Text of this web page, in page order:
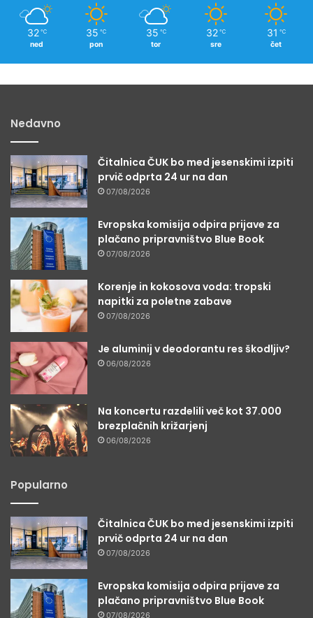
32 ℃
ned
35 ℃
pon
35 ℃
tor
32 ℃
sre
31 ℃
čet
Nedavno
Čitalnica ČUK bo med jesenskimi izpiti
prvič odprta 24 ur na dan
07/08/2026
Evropska komisija odpira prijave za
plačano pripravništvo Blue Book
07/08/2026
Korenje in kokosova voda: tropski
napitki za poletne zabave
07/08/2026
Je aluminij v deodorantu res škodljiv?
06/08/2026
Na koncertu razdelili več kot 37.000
brezplačnih križarjenj
06/08/2026
Popularno
Čitalnica ČUK bo med jesenskimi izpiti
prvič odprta 24 ur na dan
07/08/2026
Evropska komisija odpira prijave za
plačano pripravništvo Blue Book
07/08/2026